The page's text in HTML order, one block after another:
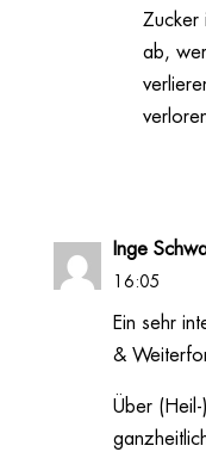
Zucker
ab,
Inge
16:05
Ein sehr
&
Über